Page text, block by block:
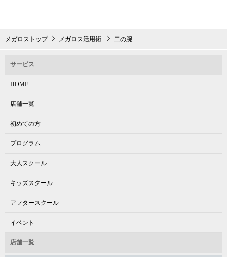
メガロストップ メガロス活用術 二の腕
サービス
HOME
店舗一覧
初めての方
プログラム
大人スクール
キッズスクール
アフタースクール
イベント
店舗一覧